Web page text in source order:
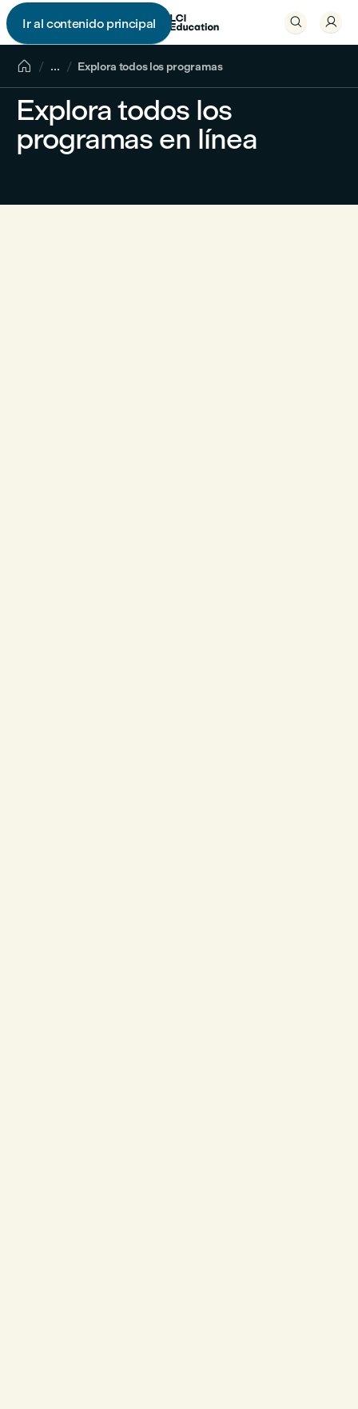
Ir al contenido principal
  
 ... Explora todos los programas
Explora todos los
programas en línea